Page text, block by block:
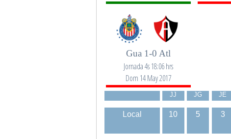
Gua 1-0 Atl
Jornada 4s 18:06 hrs
Dom 14 May 2017
JJ JG JE
Local 10 5 3